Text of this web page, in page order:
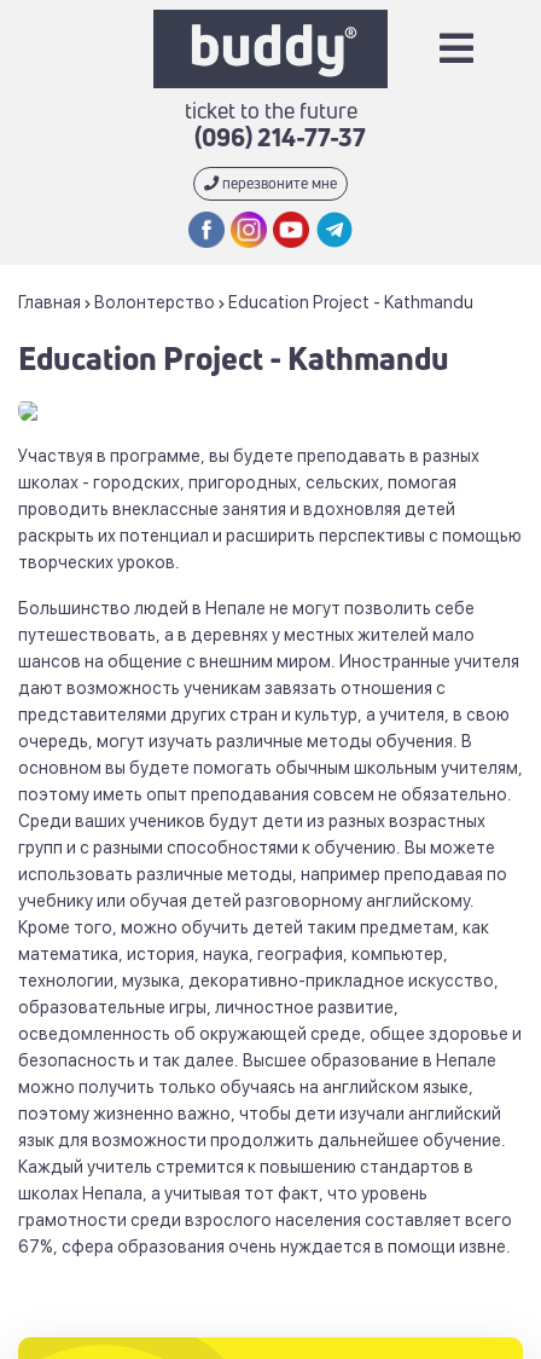
ticket to the future
(096) 214-77-37
перезвоните мне
Главная Волонтерство Education Project - Kathmandu
Education Project - Kathmandu
Участвуя в программе, вы будете преподавать в разных
школах - городских, пригородных, сельских, помогая
проводить внеклассные занятия и вдохновляя детей
раскрыть их потенциал и расширить перспективы с помощью
творческих уроков.
Большинство людей в Непале не могут позволить себе
путешествовать, а в деревнях у местных жителей мало
шансов на общение с внешним миром. Иностранные учителя
дают возможность ученикам завязать отношения с
представителями других стран и культур, а учителя, в свою
очередь, могут изучать различные методы обучения. В
основном вы будете помогать обычным школьным учителям,
поэтому иметь опыт преподавания совсем не обязательно.
Среди ваших учеников будут дети из разных возрастных
групп и с разными способностями к обучению. Вы можете
использовать различные методы, например преподавая по
учебнику или обучая детей разговорному английскому.
Кроме того, можно обучить детей таким предметам, как
математика, история, наука, география, компьютер,
технологии, музыка, декоративно-прикладное искусство,
образовательные игры, личностное развитие,
осведомленность об окружающей среде, общее здоровье и
безопасность и так далее. Высшее образование в Непале
можно получить только обучаясь на английском языке,
поэтому жизненно важно, чтобы дети изучали английский
язык для возможности продолжить дальнейшее обучение.
Каждый учитель стремится к повышению стандартов в
школах Непала, а учитывая тот факт, что уровень
грамотности среди взрослого населения составляет всего
67%, сфера образования очень нуждается в помощи извне.